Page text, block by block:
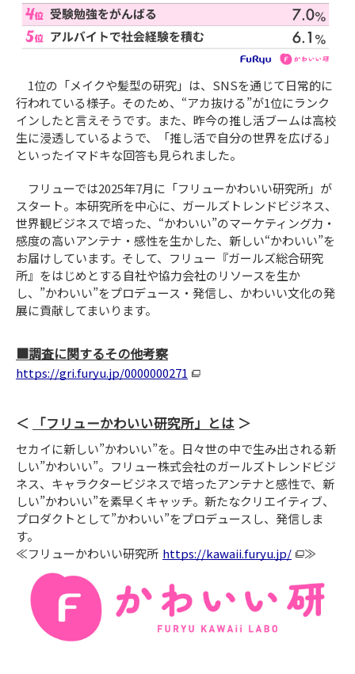
1位の「メイクや髪型の研究」は、SNSを通じて日常的に
行われている様子。そのため、“アカ抜ける”が1位にランク
インしたと言えそうです。また、昨今の推し活ブームは高校
生に浸透しているようで、「推し活で自分の世界を広げる」
といったイマドキな回答も見られました。
フリューでは2025年7月に「フリューかわいい研究所」が
スタート。本研究所を中心に、ガールズトレンドビジネス、
世界観ビジネスで培った、“かわいい”のマーケティング力・
感度の高いアンテナ・感性を生かした、新しい“かわいい”を
お届けしています。そして、フリュー『ガールズ総合研究
所』をはじめとする自社や協力会社のリソースを生か
し、”かわいい”をプロデュース・発信し、かわいい文化の発
展に貢献してまいります。
■調査に関するその他考察
https://gri.furyu.jp/0000000271
「フリューかわいい研究所」とは
セカイに新しい”かわいい”を。日々世の中で生み出される新
しい”かわいい”。フリュー株式会社のガールズトレンドビジ
ネス、キャラクタービジネスで培ったアンテナと感性で、新
しい”かわいい”を素早くキャッチ。新たなクリエイティブ、
プロダクトとして”かわいい”をプロデュースし、発信しま
す。
≪フリューかわいい研究所https://kawaii.furyu.jp/ ≫